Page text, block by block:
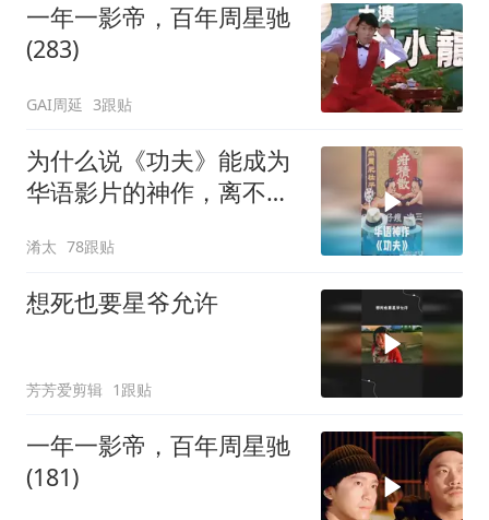
一年一影帝，百年周星驰
(283)
GAI周延 3跟贴
为什么说《功夫》能成为
华语影片的神作，离不开
淆太 78跟贴
想死也要星爷允许
芳芳爱剪辑 1跟贴
一年一影帝，百年周星驰
(181)